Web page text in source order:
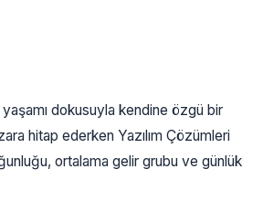
dokusuyla kendine özgü bir
hitap ederken Yazılım Çözümleri
ortalama gelir grubu ve günlük